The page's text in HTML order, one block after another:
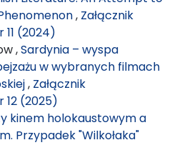
, Załącznik
11 (2024)
,Sardynia – wyspa
w wybranych filmach
, Załącznik
12 (2025)
kinem holokaustowym a
Przypadek "Wilkołaka"